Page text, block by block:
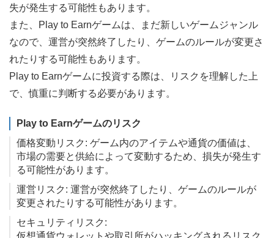
失が発生する可能性もあります。
また、Play to Earnゲームは、まだ新しいゲームジャンル
なので、運営が突然終了したり、ゲームのルールが変更さ
れたりする可能性もあります。
Play to Earnゲームに投資する際は、リスクを理解した上
で、慎重に判断する必要があります。
Play to Earnゲームのリスク
価格変動リスク: ゲーム内のアイテムや通貨の価値は、
市場の需要と供給によって変動するため、損失が発生す
る可能性があります。
運営リスク: 運営が突然終了したり、ゲームのルールが
変更されたりする可能性があります。
セキュリティリスク:
仮想通貨ウォレットや取引所がハッキングされるリスク